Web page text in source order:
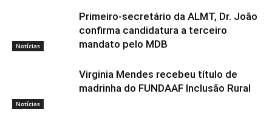
Notícias
Primeiro-secretário da ALMT, Dr. João
confirma candidatura a terceiro
mandato pelo MDB
Notícias
Virginia Mendes recebeu título de
madrinha do FUNDAAF Inclusão Rural